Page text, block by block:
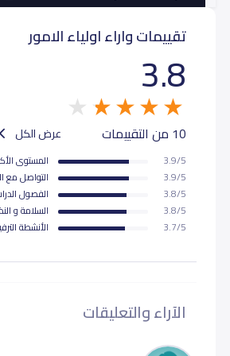
ثاني ثانوي (Grade 11)
ثالث ثانوي (Grade 12)
تقييمات واراء اولياء الامور
3.8
10 من التقييمات عرض الكل
3.9/5
المستوى
3.9/5
التواصل مع
3.8/5
الفصول
3.8/5
السلامة و
3.7/5
اﻷنشطة
الآراء والتعليقات